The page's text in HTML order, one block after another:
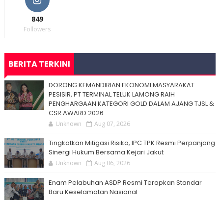
849
Followers
BERITA TERKINI
DORONG KEMANDIRIAN EKONOMI MASYARAKAT
PESISIR, PT TERMINAL TELUK LAMONG RAIH
PENGHARGAAN KATEGORI GOLD DALAM AJANG TJSL &
CSR AWARD 2026
Unknown Aug 07, 2026
Tingkatkan Mitigasi Risiko, IPC TPK Resmi Perpanjang
Sinergi Hukum Bersama Kejari Jakut
Unknown Aug 06, 2026
Enam Pelabuhan ASDP Resmi Terapkan Standar
Baru Keselamatan Nasional